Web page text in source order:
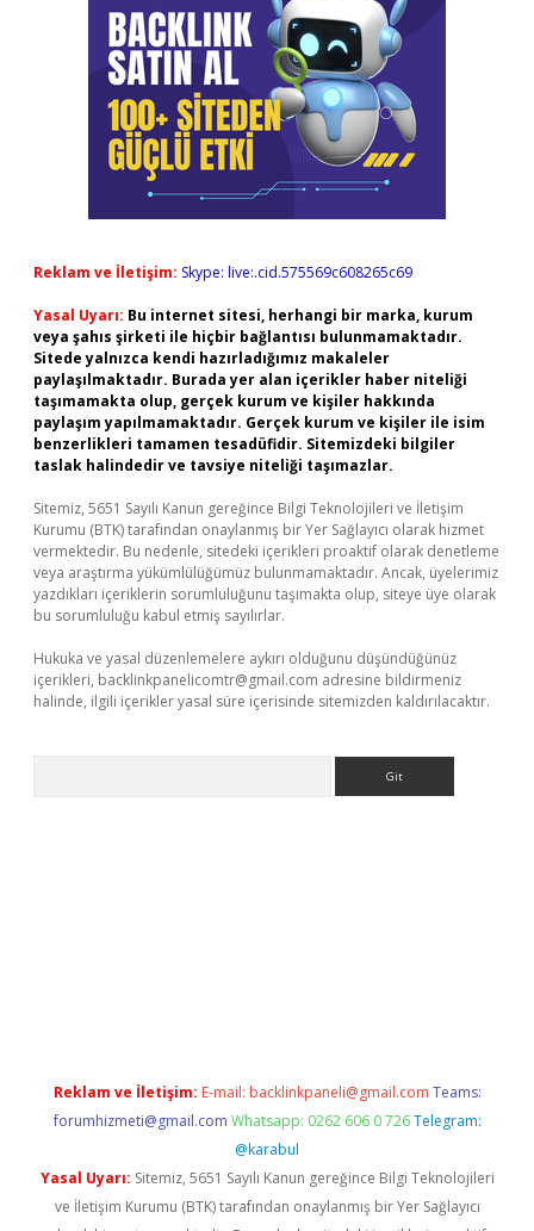
Reklam ve İletişim: Skype: live:.cid.575569c608265c69
Yasal Uyarı: Bu internet sitesi, herhangi bir marka, kurum
veya şahıs şirketi ile hiçbir bağlantısı bulunmamaktadır.
Sitede yalnızca kendi hazırladığımız makaleler
paylaşılmaktadır. Burada yer alan içerikler haber niteliği
taşımamakta olup, gerçek kurum ve kişiler hakkında
paylaşım yapılmamaktadır. Gerçek kurum ve kişiler ile isim
benzerlikleri tamamen tesadüfidir. Sitemizdeki bilgiler
taslak halindedir ve tavsiye niteliği taşımazlar.
Sitemiz, 5651 Sayılı Kanun gereğince Bilgi Teknolojileri ve İletişim
Kurumu (BTK) tarafından onaylanmış bir Yer Sağlayıcı olarak hizmet
vermektedir. Bu nedenle, sitedeki içerikleri proaktif olarak denetleme
veya araştırma yükümlülüğümüz bulunmamaktadır. Ancak, üyelerimiz
yazdıkları içeriklerin sorumluluğunu taşımakta olup, siteye üye olarak
bu sorumluluğu kabul etmiş sayılırlar.
Hukuka ve yasal düzenlemelere aykırı olduğunu düşündüğünüz
içerikleri, backlinkpanelicomtr@gmail.com adresine bildirmeniz
halinde, ilgili içerikler yasal süre içerisinde sitemizden kaldırılacaktır.
Reklam ve İletişim: E-mail: backlinkpaneli@gmail.com Teams:
forumhizmeti@gmail.com Whatsapp: 0262 606 0 726 Telegram:
@karabul
Yasal Uyarı: Sitemiz, 5651 Sayılı Kanun gereğince Bilgi Teknolojileri
ve İletişim Kurumu (BTK) tarafından onaylanmış bir Yer Sağlayıcı